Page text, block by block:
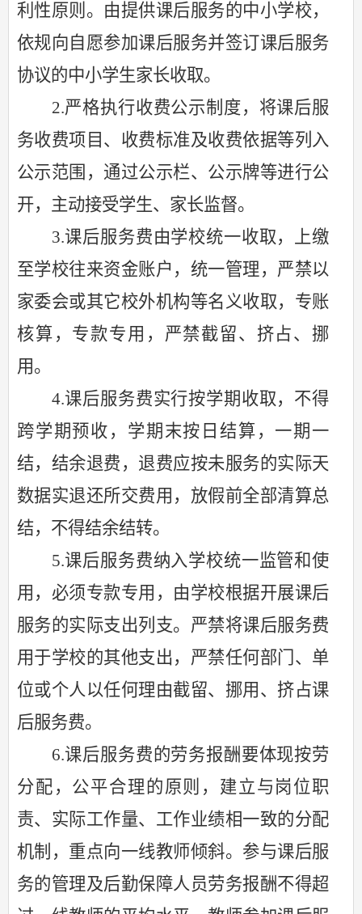
利性原则。由提供课后服务的中小学校，
依规向自愿参加课后服务并签订课后服务
协议的中小学生家长收取。
2.严格执行收费公示制度，将课后服
务收费项目、收费标准及收费依据等列入
公示范围，通过公示栏、公示牌等进行公
开，主动接受学生、家长监督。
3.课后服务费由学校统一收取，上缴
至学校往来资金账户，统一管理，严禁以
家委会或其它校外机构等名义收取，专账
核算，专款专用，严禁截留、挤占、挪
用。
4.课后服务费实行按学期收取，不得
跨学期预收，学期末按日结算，一期一
结，结余退费，退费应按未服务的实际天
数据实退还所交费用，放假前全部清算总
结，不得结余结转。
5.课后服务费纳入学校统一监管和使
用，必须专款专用，由学校根据开展课后
服务的实际支出列支。严禁将课后服务费
用于学校的其他支出，严禁任何部门、单
位或个人以任何理由截留、挪用、挤占课
后服务费。
6.课后服务费的劳务报酬要体现按劳
分配，公平合理的原则，建立与岗位职
责、实际工作量、工作业绩相一致的分配
机制，重点向一线教师倾斜。参与课后服
务的管理及后勤保障人员劳务报酬不得超